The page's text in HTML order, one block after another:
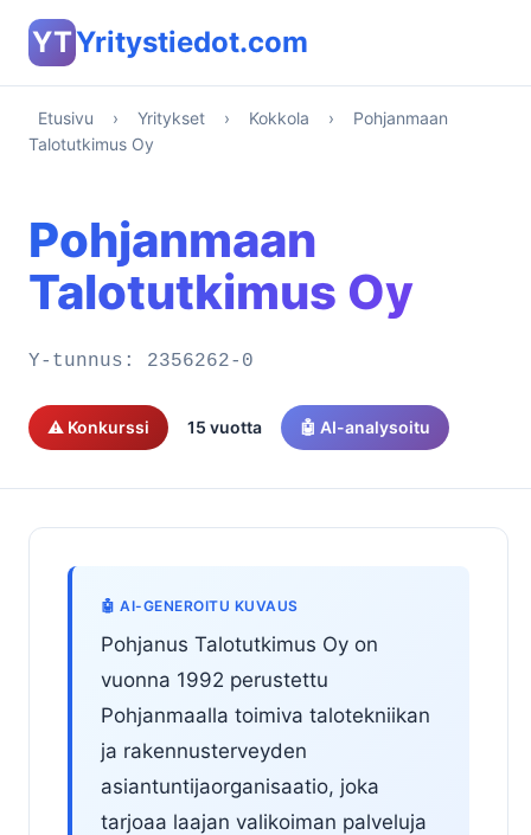
YTYritystiedot.com
Etusivu › Yritykset › Kokkola ›
Pohjanmaan
Talotutkimus Oy
Pohjanmaan
Talotutkimus Oy
Y-tunnus: 2356262-0
⚠️ Konkurssi 15 vuotta 🤖 AI-analysoitu
🤖 AI-GENEROITU KUVAUS
Pohjanus Talotutkimus Oy on
vuonna 1992 perustettu
Pohjanmaalla toimiva talotekniikan
ja rakennusterveyden
asiantuntijaorganisaatio, joka
tarjoaa laajan valikoiman palveluja